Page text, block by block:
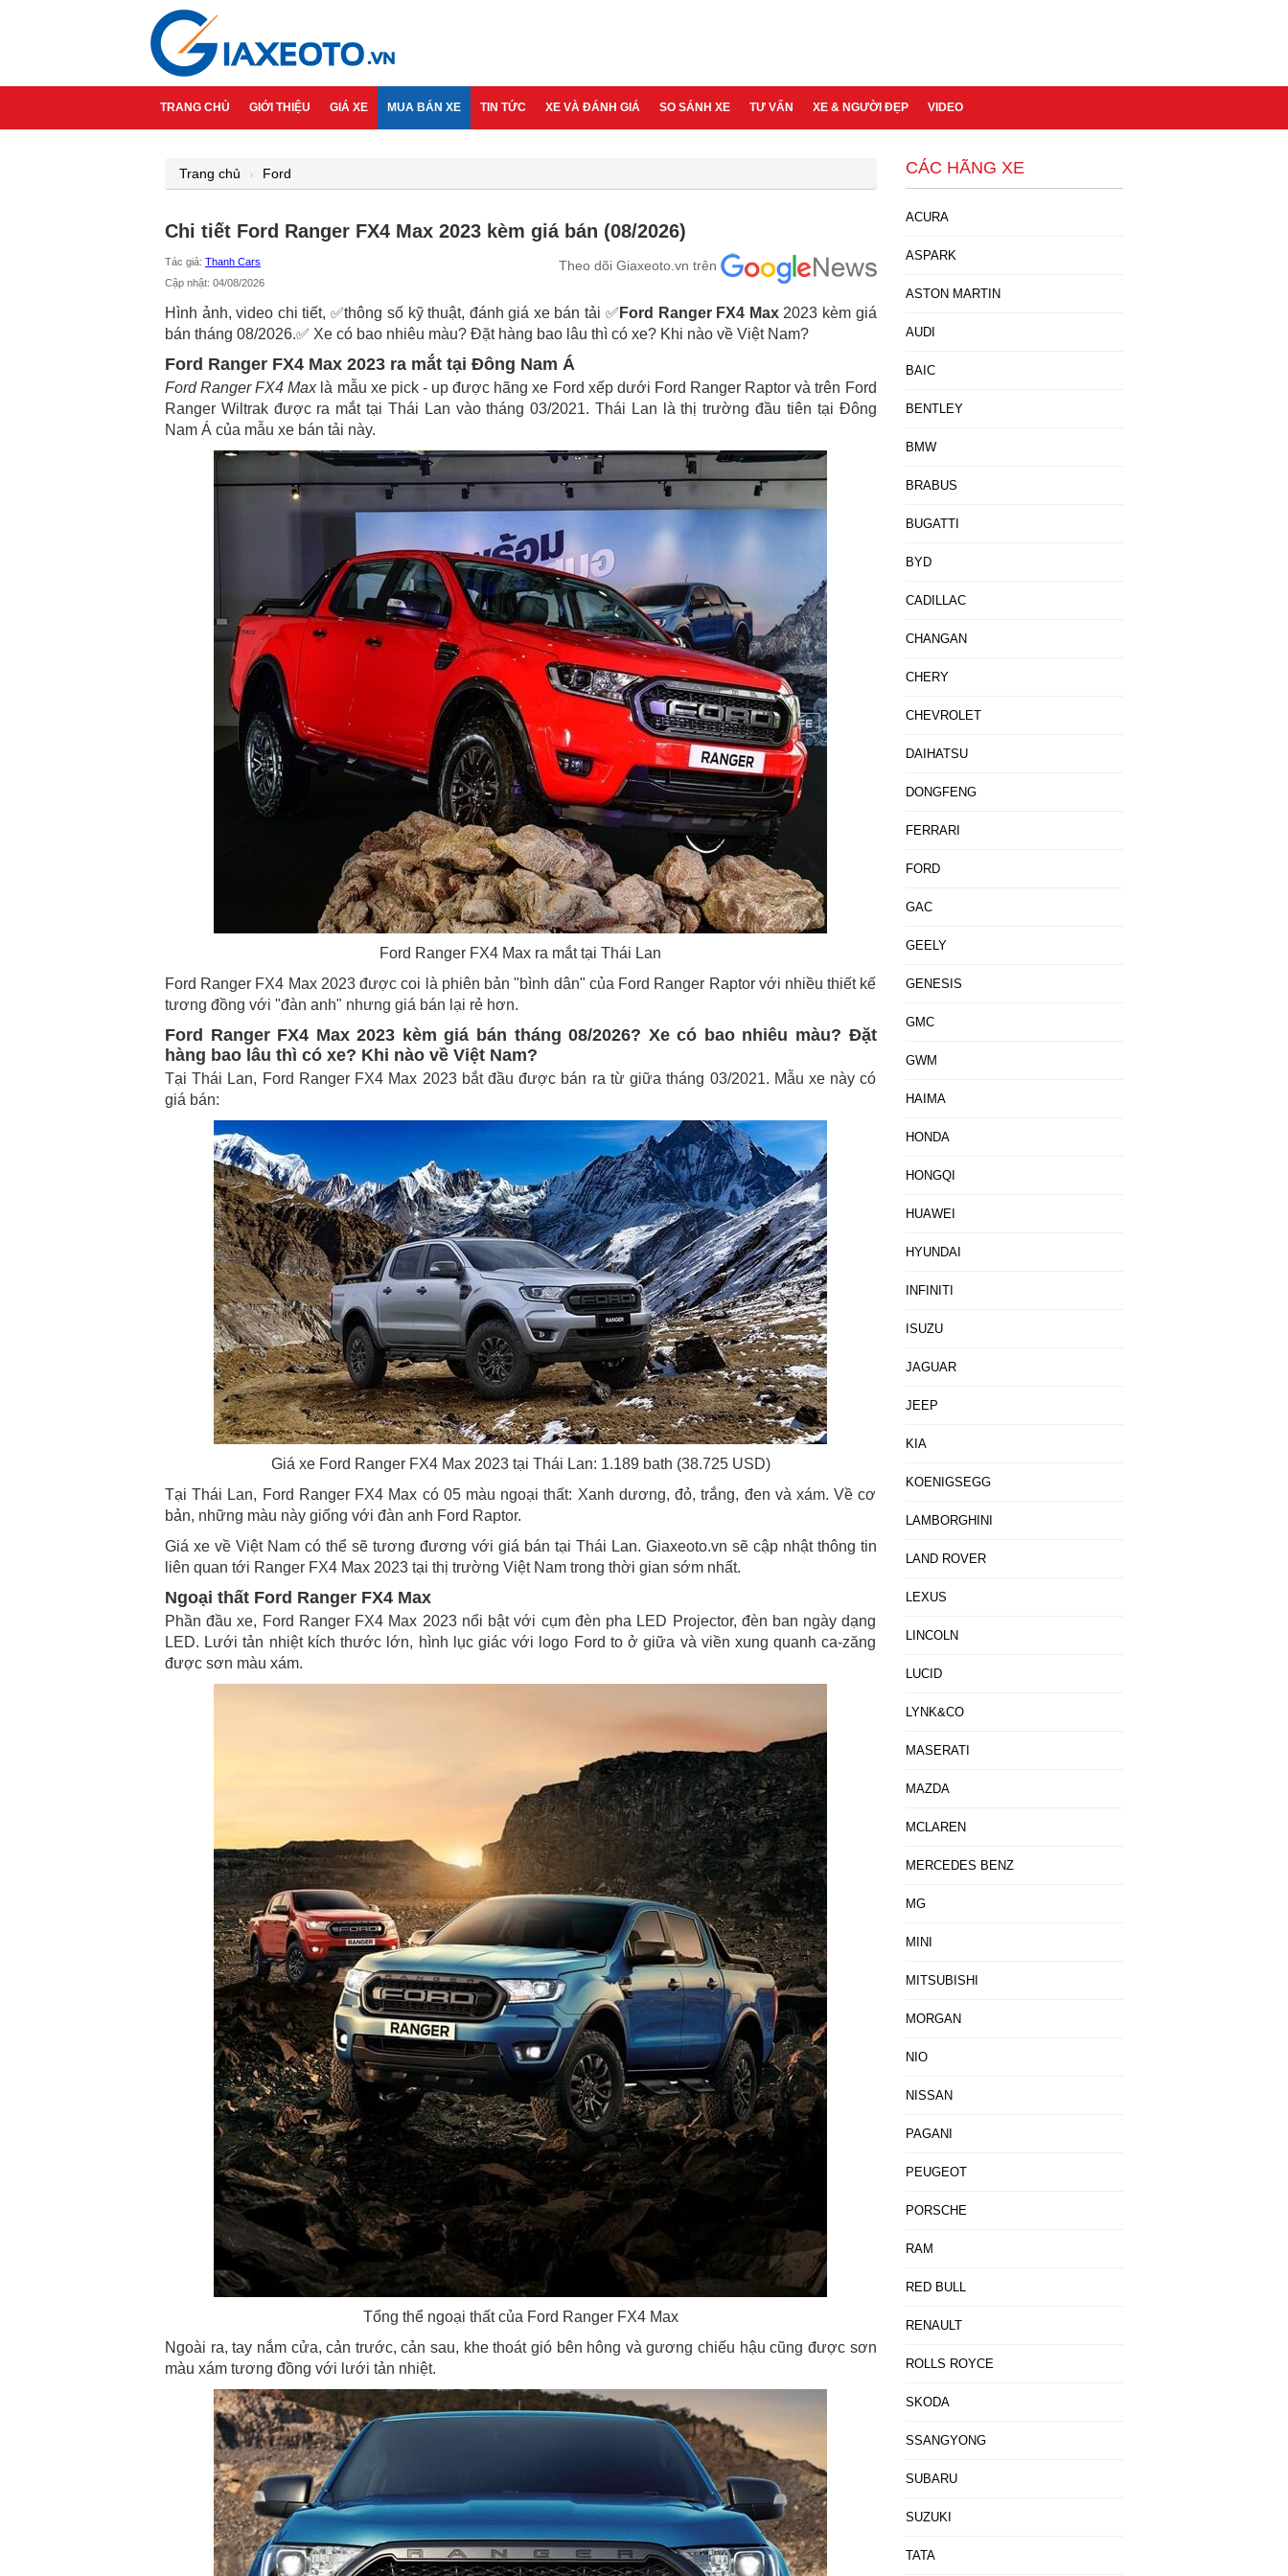
TRANG CHỦ GIỚI THIỆU GIÁ XE MUA BÁN XE TIN TỨC XE VÀ ĐÁNH GIÁ SO SÁNH XE TƯ VẤN XE & NGƯỜI ĐẸP VIDEO
Trang chủ Ford
Chi tiết Ford Ranger FX4 Max 2023 kèm giá bán (08/2026)
Tác giả: Thanh Cars
Cập nhật: 04/08/2026
Theo dõi Giaxeoto.vn trên
Hình ảnh, video chi tiết, ✅thông số kỹ thuật, đánh giá xe bán tải ✅ Ford Ranger FX4 Max 2023 kèm giá
bán tháng 08/2026.✅ Xe có bao nhiêu màu? Đặt hàng bao lâu thì có xe? Khi nào về Việt Nam?
Ford Ranger FX4 Max 2023 ra mắt tại Đông Nam Á
Ford Ranger FX4 Maxlà mẫu xe pick - up được hãng xe Ford xếp dưới Ford Ranger Raptor và trên Ford
Ranger Wiltrak được ra mắt tại Thái Lan vào tháng 03/2021. Thái Lan là thị trường đầu tiên tại Đông
Nam Á của mẫu xe bán tải này.
Ford Ranger FX4 Max ra mắt tại Thái Lan
Ford Ranger FX4 Max 2023 được coi là phiên bản "bình dân" của Ford Ranger Raptor với nhiều thiết kế
tương đồng với "đàn anh" nhưng giá bán lại rẻ hơn.
Ford Ranger FX4 Max 2023 kèm giá bán tháng 08/2026? Xe có bao nhiêu màu? Đặt
hàng bao lâu thì có xe? Khi nào về Việt Nam?
Tại Thái Lan, Ford Ranger FX4 Max 2023 bắt đầu được bán ra từ giữa tháng 03/2021. Mẫu xe này có
giá bán:
Giá xe Ford Ranger FX4 Max 2023 tại Thái Lan: 1.189 bath (38.725 USD)
Tại Thái Lan, Ford Ranger FX4 Max có 05 màu ngoại thất: Xanh dương, đỏ, trắng, đen và xám. Về cơ
bản, những màu này giống với đàn anh Ford Raptor.
Giá xe về Việt Nam có thể sẽ tương đương với giá bán tại Thái Lan. Giaxeoto.vn sẽ cập nhật thông tin
liên quan tới Ranger FX4 Max 2023 tại thị trường Việt Nam trong thời gian sớm nhất.
Ngoại thất Ford Ranger FX4 Max
Phần đầu xe, Ford Ranger FX4 Max 2023 nổi bật với cụm đèn pha LED Projector, đèn ban ngày dạng
LED. Lưới tản nhiệt kích thước lớn, hình lục giác với logo Ford to ở giữa và viền xung quanh ca-zăng
được sơn màu xám.
Tổng thể ngoại thất của Ford Ranger FX4 Max
Ngoài ra, tay nắm cửa, cản trước, cản sau, khe thoát gió bên hông và gương chiếu hậu cũng được sơn
màu xám tương đồng với lưới tản nhiệt.
CÁC HÃNG XE
ACURA
ASPARK
ASTON MARTIN
AUDI
BAIC
BENTLEY
BMW
BRABUS
BUGATTI
BYD
CADILLAC
CHANGAN
CHERY
CHEVROLET
DAIHATSU
DONGFENG
FERRARI
FORD
GAC
GEELY
GENESIS
GMC
GWM
HAIMA
HONDA
HONGQI
HUAWEI
HYUNDAI
INFINITI
ISUZU
JAGUAR
JEEP
KIA
KOENIGSEGG
LAMBORGHINI
LAND ROVER
LEXUS
LINCOLN
LUCID
LYNK&CO
MASERATI
MAZDA
MCLAREN
MERCEDES BENZ
MG
MINI
MITSUBISHI
MORGAN
NIO
NISSAN
PAGANI
PEUGEOT
PORSCHE
RAM
RED BULL
RENAULT
ROLLS ROYCE
SKODA
SSANGYONG
SUBARU
SUZUKI
TATA